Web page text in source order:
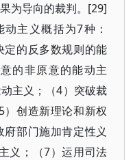
为导向的裁判。[29]
主义概括为7种：
定的反多数规则的能
的非原意的能动主
主义；（4）突破裁
创造新理论和新权
部门施加肯定性义
义；（7）运用司法